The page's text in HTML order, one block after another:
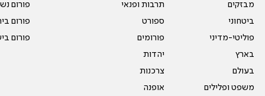
מבזקים
ביטחוני
פוליטי-מדיני
בארץ
בעולם
משפט ופלילים
תרבות ופנאי
ספורט
פורומים
יהדות
צרכנות
אופנה
פורום
פורום
פורום